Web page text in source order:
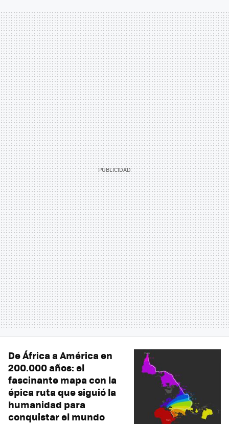
De África a América en
200.000 años: el
fascinante mapa con la
épica ruta que siguió la
humanidad para
conquistar el mundo